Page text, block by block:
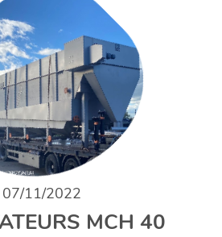
07/11/2022
MCH 40